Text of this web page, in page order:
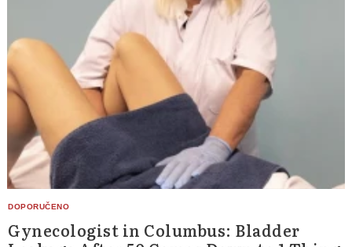
Gynecologist in Columbus: Bladder